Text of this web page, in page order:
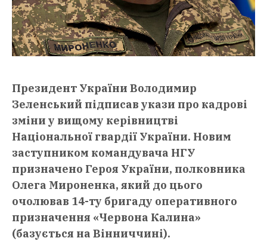
Президент України Володимир
Зеленський підписав укази про кадрові
зміни у вищому керівництві
Національної гвардії України. Новим
заступником командувача НГУ
призначено Героя України, полковника
Олега Мироненка, який до цього
очолював 14-ту бригаду оперативного
призначення «Червона Калина»
(базується на Вінниччині).